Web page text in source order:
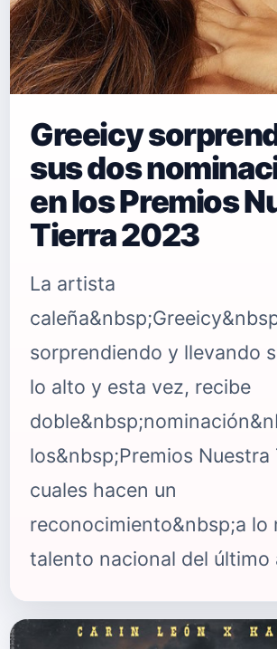
Greeicy
sus dos
en los Premios
Tierra 2023
La artista
sorprendiendo y llevando
lo alto y esta vez, recibe
los&nbsp;Premios Nuestra
cuales hacen un
reconocimiento&nbsp;a lo
talento nacional del último